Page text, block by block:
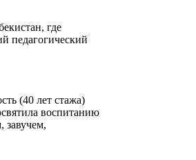
где
педагогический
(40 лет стажа)
воспитанию
завучем,